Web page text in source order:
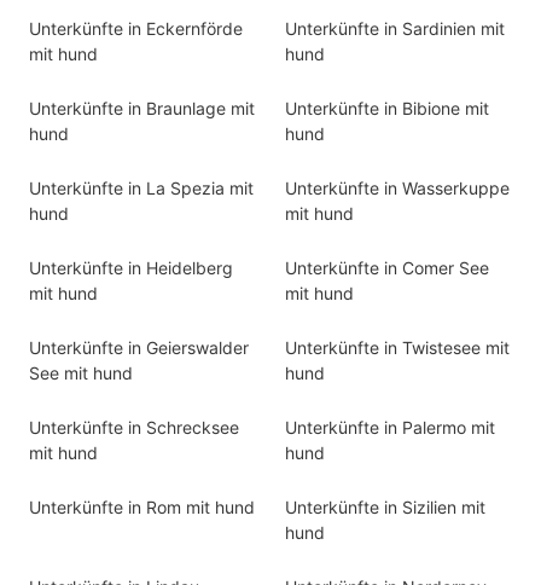
Unterkünfte in Eckernförde
mit hund
Unterkünfte in Sardinien mit
hund
Unterkünfte in Braunlage mit
hund
Unterkünfte in Bibione mit
hund
Unterkünfte in La Spezia mit
hund
Unterkünfte in Wasserkuppe
mit hund
Unterkünfte in Heidelberg
mit hund
Unterkünfte in Comer See
mit hund
Unterkünfte in Geierswalder
See mit hund
Unterkünfte in Twistesee mit
hund
Unterkünfte in Schrecksee
mit hund
Unterkünfte in Palermo mit
hund
Unterkünfte in Rom mit hund
Unterkünfte in Sizilien mit
hund